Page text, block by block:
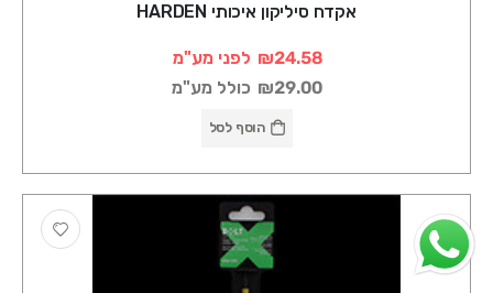
אקדח סיליקון איכותי HARDEN
₪24.58 לפני מע"מ
₪29.00 כולל מע"מ
הוסף לסל